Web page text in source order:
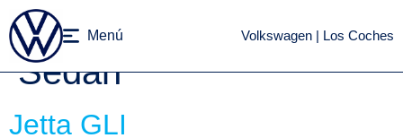
Menú Volkswagen | Los Coches
Categorías modelos:
Sedan
Jetta GLI